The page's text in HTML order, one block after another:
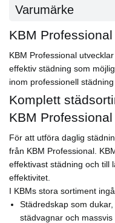
Varumärke
KBM Professional
KBM Professional
effektiv städning som
inom professionell
Komplett
KBM Professional
För att utföra daglig
från KBM Professional.
effektivast städning och till
effektivitet.
I KBMs stora sortiment
Städredskap som
städvagnar och